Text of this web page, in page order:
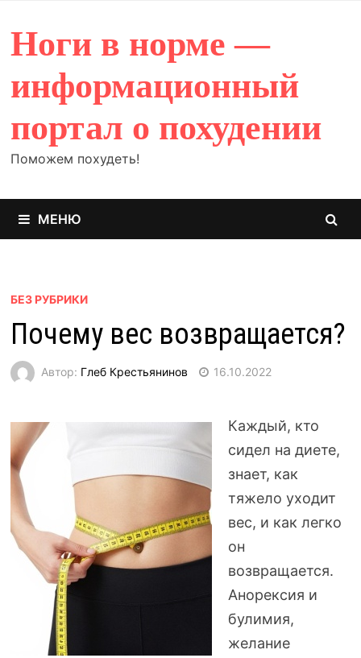
содержимому
Ноги в норме —
информационный
портал о похудении
Поможем похудеть!
МЕНЮ
БЕЗ РУБРИКИ
Почему вес возвращается?
Автор: Глеб Крестьянинов 16.10.2022
Каждый, кто
сидел на диете,
знает, как
тяжело уходит
вес, и как легко
он
возвращается.
Анорексия и
булимия,
желание